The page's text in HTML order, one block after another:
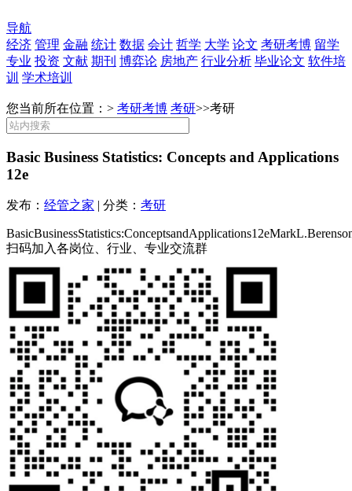
导航
经济 管理 金融 统计 数据 会计 哲学 大学 论文 考研考博 留学
专业 投资 文献 期刊 博弈论 房地产 行业分析 毕业论文 软件培
训 学术培训
您当前所在位置：> 考研考博 考研>>考研
Basic Business Statistics: Concepts and Applications
12e
发布： 经管之家 | 分类： 考研
扫码加入各岗位、行业、专业交流群